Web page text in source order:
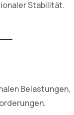
Stabilität.
Belastungen,